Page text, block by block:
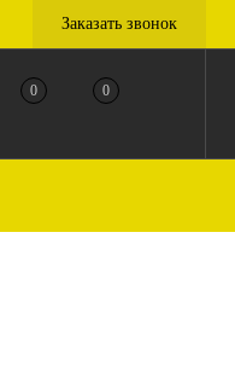
Заказать звонок
0 0